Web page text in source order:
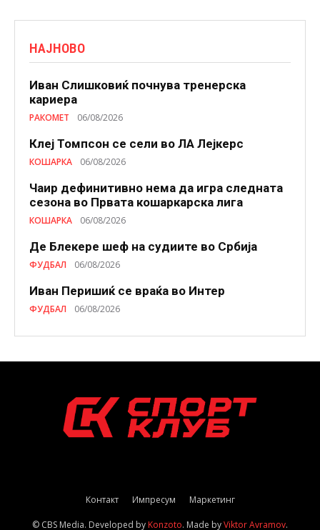
НАЈНОВО
Иван Слишковиќ почнува тренерска
кариера
РАКОМЕТ 06/08/2026
Клеј Томпсон се сели во ЛА Лејкерс
КОШАРКА 06/08/2026
Чаир дефинитивно нема да игра следната
сезона во Првата кошаркарска лига
КОШАРКА 06/08/2026
Де Блекере шеф на судиите во Србија
ФУДБАЛ 06/08/2026
Иван Перишиќ се враќа во Интер
ФУДБАЛ 06/08/2026
Контакт Импресум Маркетинг
© CBS Media. Developed byKonzoto. Made byViktor Avramov.